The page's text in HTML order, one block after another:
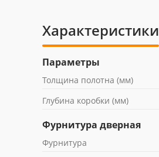
Характеристики
Параметры
Толщина полотна (мм)
Глубина коробки (мм)
Фурнитура дверная
Фурнитура